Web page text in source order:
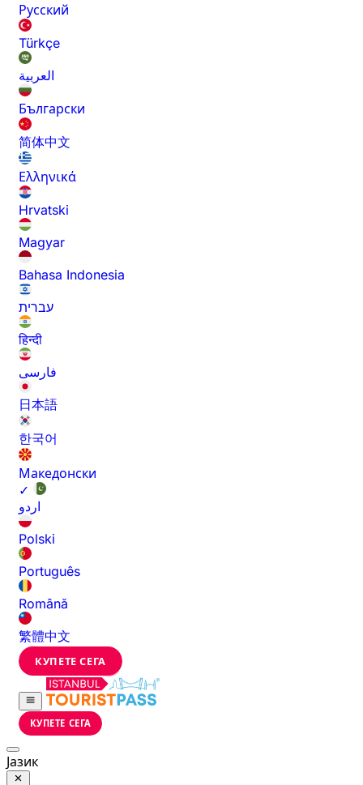
Русский
Türkçe
العربية
Български
简体中文
Ελληνικά
Hrvatski
Magyar
Bahasa Indonesia
עברית
हिन्दी
فارسی
日本語
한국어
Македонски
✓
اردو
Polski
Português
Română
繁體中文
КУПЕТЕ СЕГА
КУПЕТЕ СЕГА
Јазик